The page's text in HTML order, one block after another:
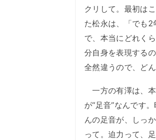
クリして。最初は
た松永は、「でも2
で、本当にどれく
分自身を表現する
全然違うので、ど
一方の有澤は、
が“足音”なんです
んの足音が、しっ
って。迫力って、